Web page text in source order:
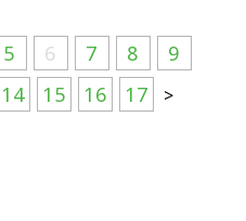
Custom Fieldsの U
統合を使用して、Servi
ス情報および技術的な所
サービスメタデータを
ノロジーが真に効果を
ることから始めるべき
、運用上の最大の課題
るための適切なAIアプロ
5 6 7 8
9
14 15 16 17 >